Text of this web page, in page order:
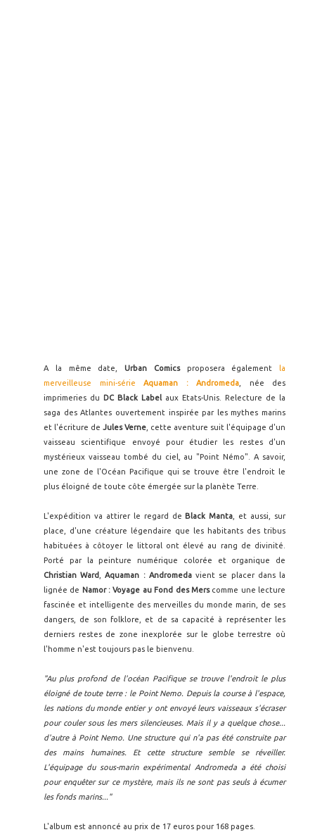
A la même date, Urban Comicsproposera également
la
merveilleuse mini-série Aquaman : Andromeda , née des
imprimeries du
DC Black Label aux Etats-Unis. Relecture de la
saga des Atlantes ouvertement inspirée par les mythes marins
et l'écriture de Jules Verne , cette aventure suit l'équipage d'un
vaisseau scientifique envoyé pour étudier les restes d'un
mystérieux vaisseau tombé du ciel, au "Point Némo". A savoir,
une zone de l'Océan Pacifique qui se trouve être l'endroit le
plus éloigné de toute côte émergée sur la planète Terre.
L'expédition va attirer le regard de Black Manta , et aussi, sur
place, d'une créature légendaire que les habitants des tribus
habituées à côtoyer le littoral ont élevé au rang de divinité.
Porté par la peinture numérique colorée et organique de
Christian Ward
,Aquaman : Andromedavient se placer dans la
lignée de Namor : Voyage au Fond des Merscomme une lecture
fascinée et intelligente des merveilles du monde marin, de ses
dangers, de son folklore, et de sa capacité à représenter les
derniers restes de zone inexplorée sur le globe terrestre où
l'homme n'est toujours pas le bienvenu.
"Au plus profond de l'océan Pacifique se trouve l'endroit le plus
éloigné de toute terre : le Point Nemo. Depuis la course à l'espace,
les nations du monde entier y ont envoyé leurs vaisseaux s'écraser
pour couler sous les mers silencieuses. Mais il y a quelque chose...
d'autre à Point Nemo. Une structure qui n'a pas été construite par
des mains humaines. Et cette structure semble se réveiller.
L'équipage du sous-marin expérimental Andromeda a été choisi
pour enquêter sur ce mystère, mais ils ne sont pas seuls à écumer
les fonds marins..."
L'album est annoncé au prix de 17 euros pour 168 pages.